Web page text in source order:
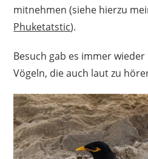
mitnehmen (siehe hierzu
Phuketatstic).
Besuch gab es immer
Vögeln, die auch laut zu